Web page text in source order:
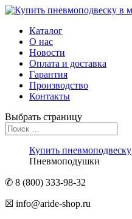
Каталог
О нас
Новости
Оплата и доставка
Гарантия
Производство
Контакты
Выбрать страницу
Купить пневмоподвеску
Пневмоподушки
✆ 8 (800) 333-98-32
☒ info@aride-shop.ru